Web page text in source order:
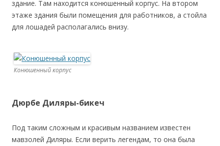
здание. Там находится конюшенный корпус. На втором
этаже здания были помещения для работников, а стойла
для лошадей располагались внизу.
Конюшенный корпус
Дюрбе Диляры-бикеч
Под таким сложным и красивым названием известен
мавзолей Диляры. Если верить легендам, то она была